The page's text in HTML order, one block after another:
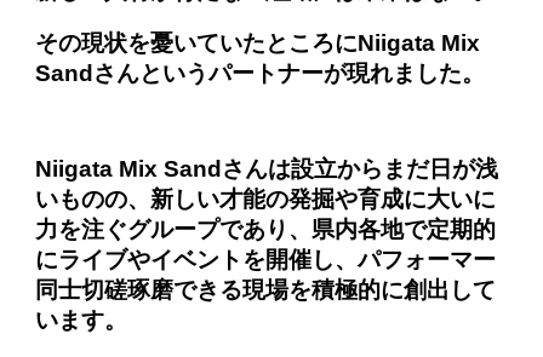
その現状を憂いていたところにNiigata Mix
Sandさんというパートナーが現れました。
Niigata Mix Sandさんは設立からまだ日が浅
いものの、新しい才能の発掘や育成に大いに
力を注ぐグループであり、県内各地で定期的
にライブやイベントを開催し、パフォーマー
同士切磋琢磨できる現場を積極的に創出して
います。